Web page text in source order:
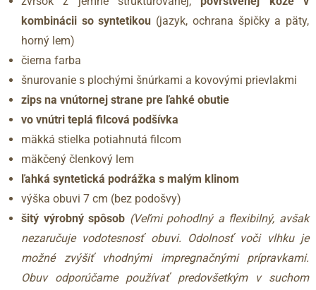
kombinácii so syntetikou (jazyk, ochrana špičky a päty,
horný lem)
čierna farba
šnurovanie s plochými šnúrkami a kovovými prievlakmi
zips na vnútornej strane pre ľahké obutie
vo vnútri teplá filcová podšívka
mäkká stielka potiahnutá filcom
mäkčený členkový lem
ľahká syntetická podrážka s malým klinom
výška obuvi 7 cm (bez podošvy)
šitý výrobný spôsob (Veľmi pohodlný a flexibilný, avšak
nezaručuje vodotesnosť obuvi. Odolnosť voči vlhku je
možné zvýšiť vhodnými impregnačnými prípravkami.
Obuv odporúčame používať predovšetkým v suchom